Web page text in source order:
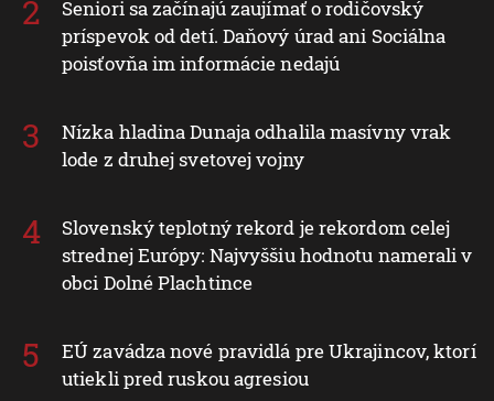
Seniori sa začínajú zaujímať o rodičovský
príspevok od detí. Daňový úrad ani Sociálna
poisťovňa im informácie nedajú
Nízka hladina Dunaja odhalila masívny vrak
lode z druhej svetovej vojny
Slovenský teplotný rekord je rekordom celej
strednej Európy: Najvyššiu hodnotu namerali v
obci Dolné Plachtince
EÚ zavádza nové pravidlá pre Ukrajincov, ktorí
utiekli pred ruskou agresiou